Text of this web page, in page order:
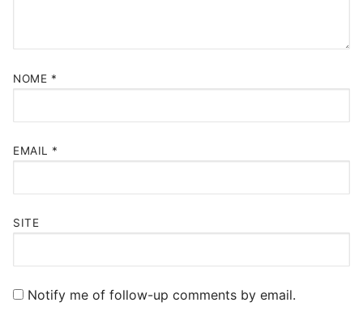
NOME *
EMAIL *
SITE
Notify me of follow-up comments by email.